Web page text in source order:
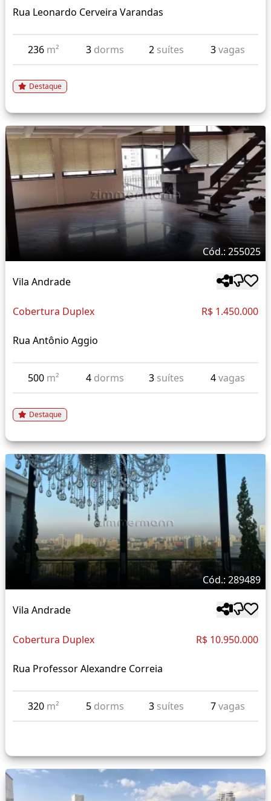
Rua Leonardo Cerveira Varandas
236 m² 3 dorms 2 suítes 3vagas
Destaque
Cód.: 255025
Vila Andrade
Cobertura Duplex R$ 1.450.000
Rua Antônio Aggio
500 m² 4 dorms 3 suítes 4vagas
Destaque
Cód.: 289489
Vila Andrade
Cobertura Duplex R$ 10.950.000
Rua Professor Alexandre Correia
320 m² 5 dorms 3 suítes 7vagas